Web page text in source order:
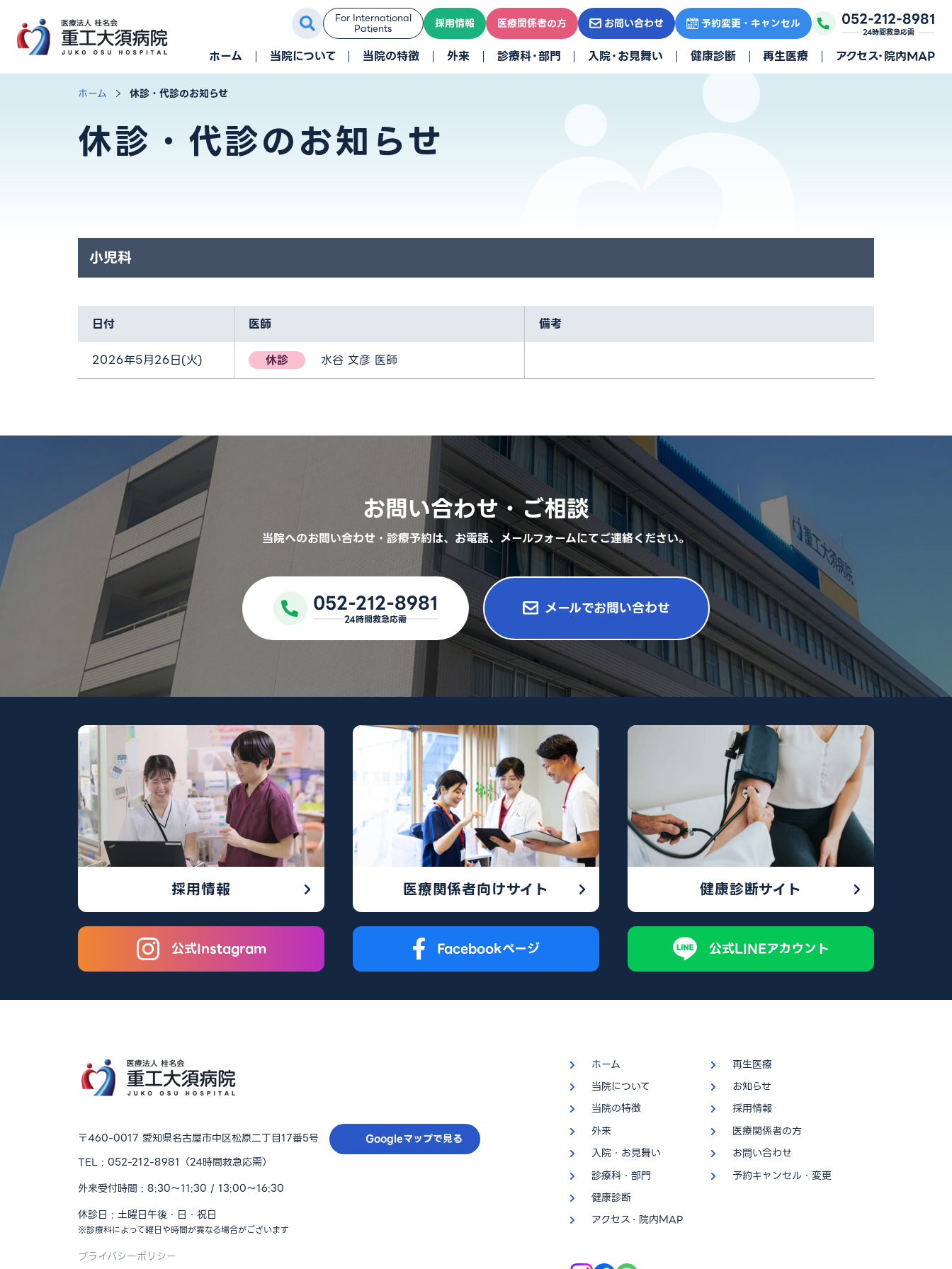
For International
Patients 採用情報 医療関係者の方 お問い合わせ 予約変更・キャンセル 052-212-8981
24時間救急応需
ホーム 当院について 当院の特徴 外来 診療科・部門 入院・お見舞い 健康診断 再生医療 アクセス・院内MAP
ホーム 休診・代診のお知らせ
休診・代診のお知らせ
小児科
日付 医師 備考
2026年5月26日(火) 休診 水谷 文彦 医師
お問い合わせ・ご相談
当院へのお問い合わせ・診療予約は、 お電話、メールフォームにてご連絡ください。
052-212-8981
24時間救急応需
メールでお問い合わせ
採用情報 医療関係者向けサイト 健康診断サイト
公式Instagram Facebookぺージ 公式LINEアカウント
〒460-0017 愛知県名古屋市中区松原二丁目17番5号
Googleマップで見る
TEL : 052-212-8981 （24時間救急応需）
外来受付時間 : 8:30〜11:30 / 13:00〜16:30
休診日 : 土曜日午後・日・祝日
※診療科によって曜日や時間が異なる場合がございます
ホーム
当院について
当院の特徴
外来
入院・お見舞い
診療科・部門
健康診断
アクセス・院内MAP
再生医療
お知らせ
採用情報
医療関係者の方
お問い合わせ
予約キャンセル・変更
プライバシーポリシー